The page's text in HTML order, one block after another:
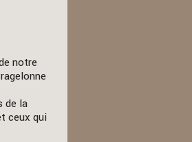
notre
de la
ceux qui